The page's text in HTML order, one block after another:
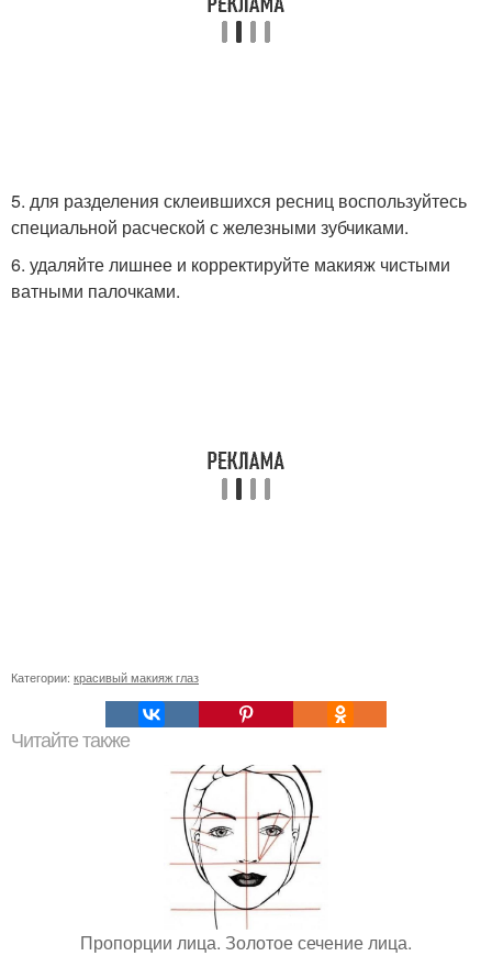
5. для разделения склеившихся ресниц воспользуйтесь
специальной расческой с железными зубчиками.
6. удаляйте лишнее и корректируйте макияж чистыми
ватными палочками.
Категории: красивый макияж глаз
Читайте также
Пропорции лица. Золотое сечение лица.